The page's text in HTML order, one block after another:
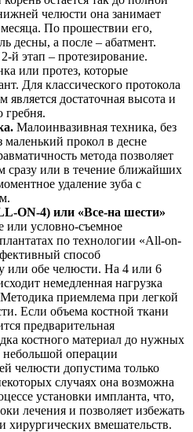
челюсти она занимает
По прошествии его,
десны, а после – абатмент.
й этап – протезирование.
или протез, которые
Для классического протокола
является достаточная высота и
гребня.
Малоинвазивная техника, без
маленький прокол в десне
метода позволяет
сразу или в течение ближайших
удаление зуба с
ON-4) или «Все-на шести»
или условно-съемное
по технологии «All-on-
способ
или обе челюсти. На 4 или 6
немедленная нагрузка
приемлема при легкой
Если объема костной ткани
предварительная
костного материал до нужных
небольшой операции
челюсти допустима только
случаях она возможна
установки импланта, что,
лечения и позволяет избежать
хирургических вмешательств.